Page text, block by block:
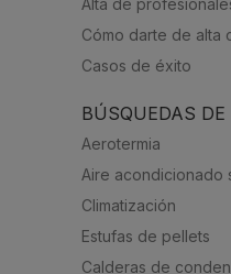
Alta de
Cómo darte de alta
Casos de éxito
BÚSQUEDAS DE
Aerotermia
Aire acondicionado
Climatización
Estufas de pellets
Calderas de